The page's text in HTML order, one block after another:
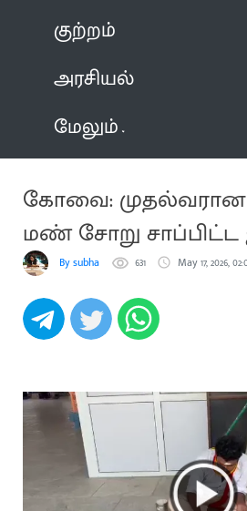
குற்றம்
அரசியல்
மேலும்
கோவை: முதல்வரான
மண் சோறு
By subha 631 May 17, 2026,